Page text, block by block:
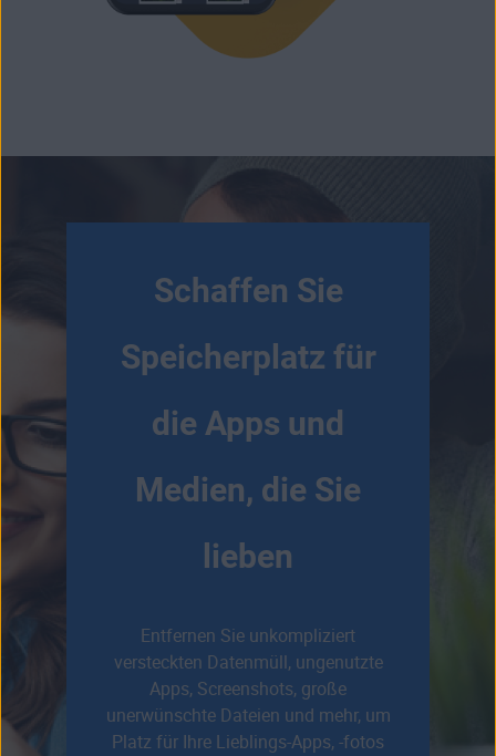
Schaffen Sie
Speicherplatz für
die Apps und
Medien, die Sie
lieben
Entfernen Sie unkompliziert
versteckten Datenmüll, ungenutzte
Apps, Screenshots, große
unerwünschte Dateien und mehr, um
Platz für Ihre Lieblings-Apps, -fotos